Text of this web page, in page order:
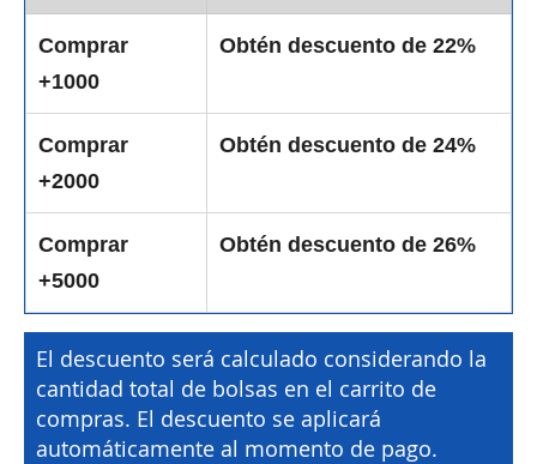
Comprar
+1000
Obtén descuento de 22%
Comprar
+2000
Obtén descuento de 24%
Comprar
+5000
Obtén descuento de 26%
El descuento será calculado considerando la
cantidad total de bolsas en el carrito de
compras. El descuento se aplicará
automáticamente al momento de pago.